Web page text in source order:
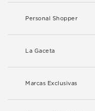
Personal Shopper
La Gaceta
Marcas Exclusivas